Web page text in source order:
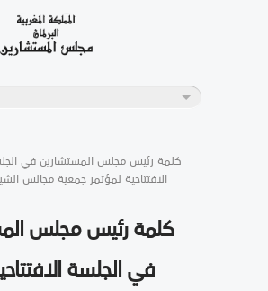
الافتتاحية لمؤتمر جمعية مجالس
كلمة رئيس مجلس
في الجلسة